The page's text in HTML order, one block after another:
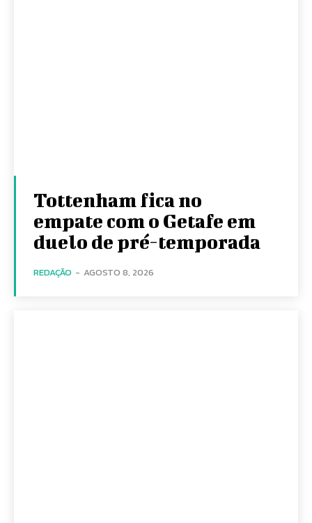
Tottenham fica no
empate com o Getafe em
duelo de pré-temporada
REDAÇÃO - AGOSTO 8, 2026